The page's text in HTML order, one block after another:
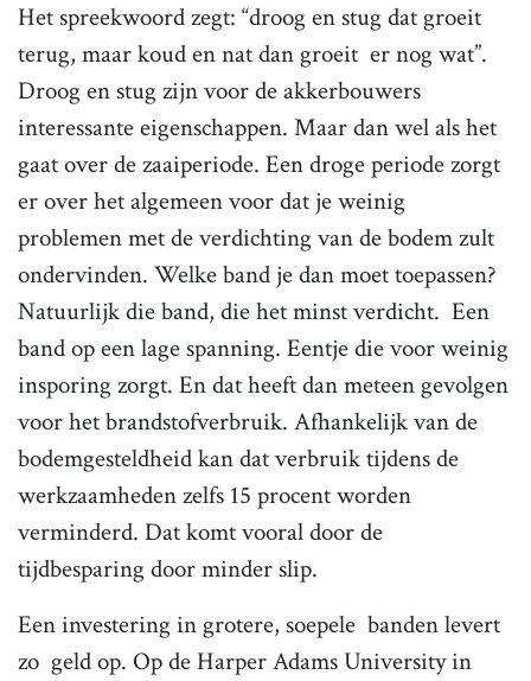
Het spreekwoord zegt: “droog en stug dat groeit
terug, maar koud en nat dan groeit er nog wat”.
Droog en stug zijn voor de akkerbouwers
interessante eigenschappen. Maar dan wel als het
gaat over de zaaiperiode. Een droge periode zorgt
er over het algemeen voor dat je weinig
problemen met de verdichting van de bodem zult
ondervinden. Welke band je dan moet toepassen?
Natuurlijk die band, die het minst verdicht. Een
band op een lage spanning. Eentje die voor weinig
insporing zorgt. En dat heeft dan meteen gevolgen
voor het brandstofverbruik. Afhankelijk van de
bodemgesteldheid kan dat verbruik tijdens de
werkzaamheden zelfs 15 procent worden
verminderd. Dat komt vooral door de
tijdbesparing door minder slip.
Een investering in grotere, soepele banden levert
zo geld op. Op de Harper Adams University in